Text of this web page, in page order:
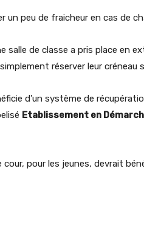
peu de fraicheur en cas de
salle de classe a pris place en
réserver leur créneau
d’un système de
Etablissement en
pour les jeunes, devrait